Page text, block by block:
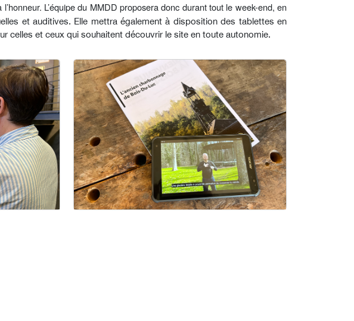
L’équipe du MMDD proposera donc durant tout le week-end, en
et auditives. Elle mettra également à disposition des tablettes en
celles et ceux qui souhaitent découvrir le site en toute autonomie.